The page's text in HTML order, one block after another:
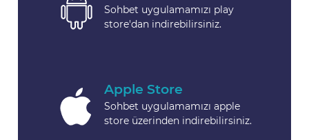
Sohbet uygulamamızı play
store'dan indirebilirsiniz.
Apple Store
Sohbet uygulamamızı apple
store üzerinden indirebilirsiniz.